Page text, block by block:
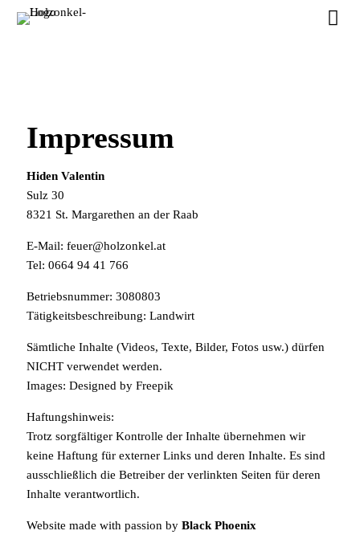
Impressum
Hiden Valentin
Sulz 30
8321 St. Margarethen an der Raab
E-Mail: feuer@holzonkel.at
Tel: 0664 94 41 766
Betriebsnummer: 3080803
Tätigkeitsbeschreibung: Landwirt
Sämtliche Inhalte (Videos, Texte, Bilder, Fotos usw.) dürfen
NICHT verwendet werden.
Images: Designed by Freepik
Haftungshinweis:
Trotz sorgfältiger Kontrolle der Inhalte übernehmen wir
keine Haftung für externer Links und deren Inhalte. Es sind
ausschließlich die Betreiber der verlinkten Seiten für deren
Inhalte verantwortlich.
Website made with passion by Black Phoenix